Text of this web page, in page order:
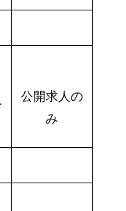
公開求人の
み